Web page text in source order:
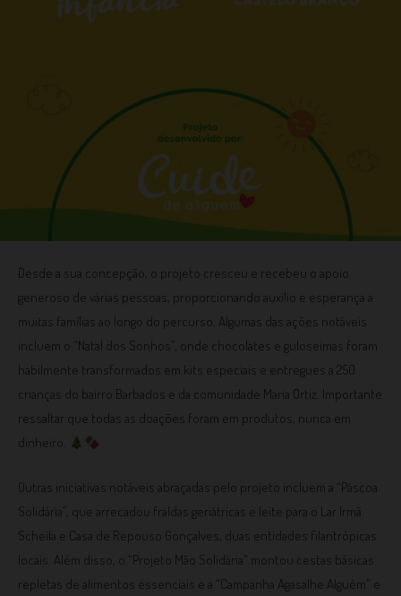
Desde a sua concepção, o projeto cresceu e recebeu o apoio
generoso de várias pessoas, proporcionando auxílio e esperança a
muitas famílias ao longo do percurso. Algumas das ações notáveis
incluem o “Natal dos Sonhos”, onde chocolates e guloseimas foram
habilmente transformados em kits especiais e entregues a 250
crianças do bairro Barbados e da comunidade Maria Ortiz. Importante
ressaltar que todas as doações foram em produtos, nunca em
dinheiro.
Outras iniciativas notáveis abraçadas pelo projeto incluem a “Páscoa
Solidária”, que arrecadou fraldas geriátricas e leite para o Lar Irmã
Scheila e Casa de Repouso Gonçalves, duas entidades filantrópicas
locais. Além disso, o “Projeto Mão Solidária” montou cestas básicas
repletas de alimentos essenciais e a “Campanha Agasalhe Alguém” e